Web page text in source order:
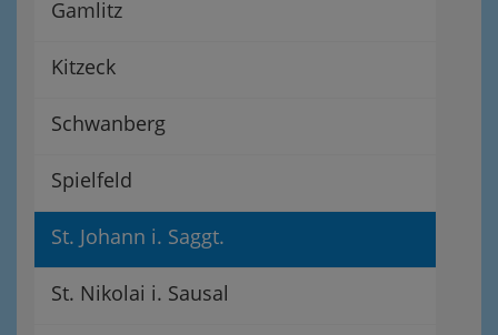
Gamlitz
Kitzeck
Schwanberg
Spielfeld
St. Johann i. Saggt.
St. Nikolai i. Sausal